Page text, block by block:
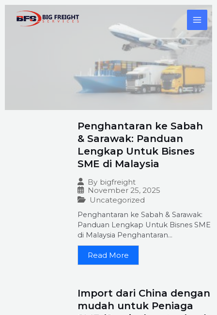
Penghantaran ke Sabah
& Sarawak: Panduan
Lengkap Untuk Bisnes
SME di Malaysia
By bigfreight
November 25, 2025
Uncategorized
Penghantaran ke Sabah & Sarawak:
Panduan Lengkap Untuk Bisnes SME
di Malaysia Penghantaran...
Read More
Import dari China dengan
mudah untuk Peniaga